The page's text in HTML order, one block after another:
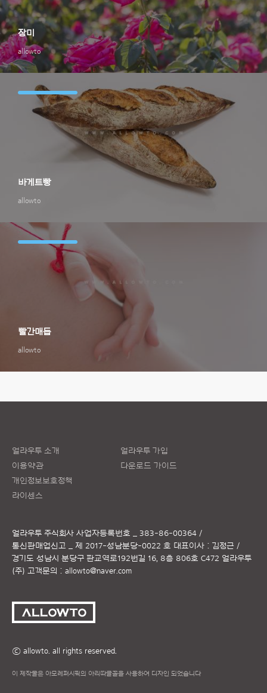
allowto
장미
allowto
바게트빵
allowto
빨간매듭
얼라우투 소개
이용약관
개인정보보호정책
라이센스
얼라우투 가입
다운로드 가이드
얼라우투 주식회사 사업자등록번호 _ 383-86-00364 /
통신판매업신고 _ 제 2017-성남분당-0022 호 대표이사 : 김정근 /
경기도 성남시 분당구 판교역로192번길 16, 8층 806호 C472 얼라우투
(주) 고객문의 : allowto@naver.com
ⓒ allowto. all rights reserved.
이 제작물은 아모레퍼시픽의 아리따글꼴을 사용하여 디자인 되었습니다